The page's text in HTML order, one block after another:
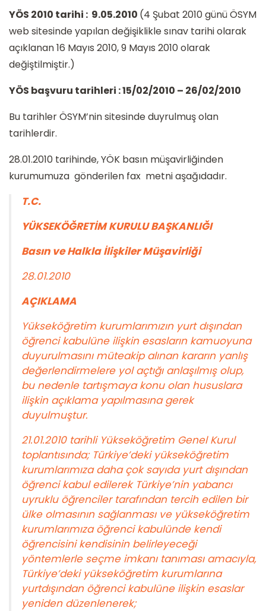
YÖS 2010 tarihi : 9.05.2010 (4 Şubat 2010 günü ÖSYM
web sitesinde yapılan değişiklikle sınav tarihi olarak
açıklanan 16 Mayıs 2010, 9 Mayıs 2010 olarak
değiştilmiştir.)
YÖS başvuru tarihleri : 15/02/2010 – 26/02/2010
Bu tarihler ÖSYM’nin sitesinde duyrulmuş olan
tarihlerdir.
28.01.2010 tarihinde, YÖK basın müşavirliğinden
kurumumuza gönderilen fax metni aşağıdadır.
T.C.
YÜKSEKÖĞRETİM KURULU BAŞKANLIĞI
Basın ve Halkla İlişkiler Müşavirliği
28.01.2010
AÇIKLAMA
Yükseköğretim kurumlarımızın yurt dışından
öğrenci kabulüne ilişkin esasların kamuoyuna
duyurulmasını müteakip alınan kararın yanlış
değerlendirmelere yol açtığı anlaşılmış olup,
bu nedenle tartışmaya konu olan hususlara
ilişkin açıklama yapılmasına gerek
duyulmuştur.
21.01.2010 tarihli Yükseköğretim Genel Kurul
toplantısında; Türkiye’deki yükseköğretim
kurumlarımıza daha çok sayıda yurt dışından
öğrenci kabul edilerek Türkiye’nin yabancı
uyruklu öğrenciler tarafından tercih edilen bir
ülke olmasının sağlanması ve yükseköğretim
kurumlarımıza öğrenci kabulünde kendi
öğrencisini kendisinin belirleyeceği
yöntemlerle seçme imkanı tanıması amacıyla,
Türkiye’deki yükseköğretim kurumlarına
yurtdışından öğrenci kabulüne ilişkin esaslar
yeniden düzenlenerek;